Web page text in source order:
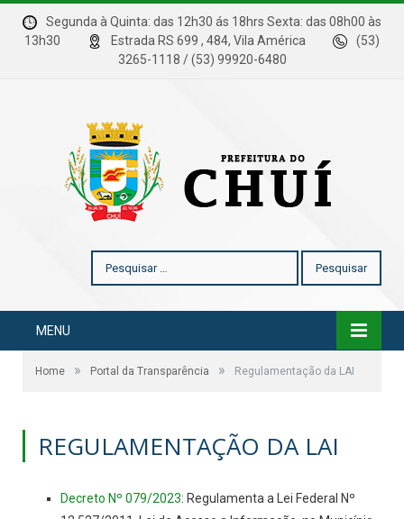
Segunda à Quinta: das 12h30 ás 18hrs Sexta: das 08h00 às
13h30
Estrada RS 699 , 484, Vila América
(53)
3265-1118 / (53) 99920-6480
MENU
Home » Portal da Transparência » Regulamentação da LAI
REGULAMENTAÇÃO DA LAI
Decreto Nº 079/2023: Regulamenta a Lei Federal Nº